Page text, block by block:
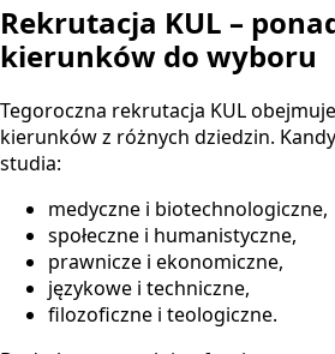
Rekrutacja KUL –
kierunków do wyboru
Tegoroczna rekrutacja KUL
kierunków z różnych dziedzin.
studia:
medyczne i biotechnologiczne,
społeczne i humanistyczne,
prawnicze i ekonomiczne,
językowe i techniczne,
filozoficzne i teologiczne.